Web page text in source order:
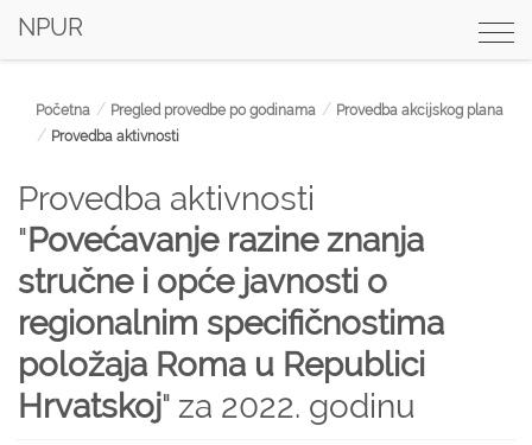
NPUR
Početna Pregled provedbe po godinama
Provedba akcijskog plana
Provedba aktivnosti
Provedba aktivnosti
"Povećavanje razine znanja
stručne i opće javnosti o
regionalnim specifičnostima
položaja Roma u Republici
Hrvatskoj" za 2022. godinu